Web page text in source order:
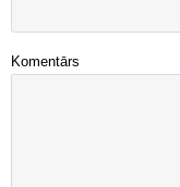
Komentārs